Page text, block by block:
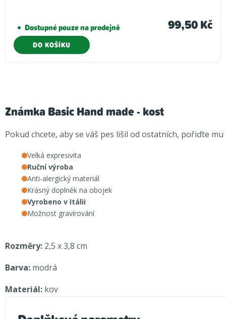
Dostupné pouze na prodejně 99,50 Kč
DO KOŠÍKU
Známka Basic Hand made - kost
Pokud chcete, aby se váš pes lišil od ostatních, pořiďte
Velká expresivita
Ruční výroba
Anti-alergický materiál
Krásný doplněk na obojek
Vyrobeno v Itálii
Možnost gravírování
Rozměry: 2,5 x 3,8 cm
Barva: modrá
Materiál: kov